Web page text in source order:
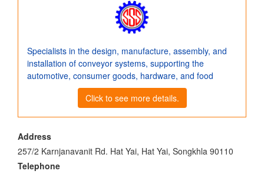
Specialists in the design, manufacture, assembly, and
installation of conveyor systems, supporting the
automotive, consumer goods, hardware, and food
Click to see more details.
Address
257/2 Karnjanavanit Rd. Hat Yai, Hat Yai, Songkhla 90110
Telephone